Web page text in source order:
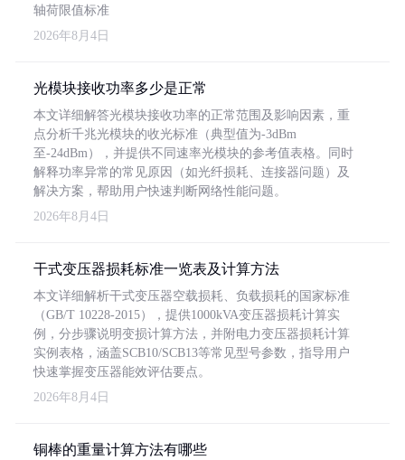
轴荷限值标准
2026年8月4日
光模块接收功率多少是正常
本文详细解答光模块接收功率的正常范围及影响因素，重
点分析千兆光模块的收光标准（典型值为-3dBm
至-24dBm），并提供不同速率光模块的参考值表格。同时
解释功率异常的常见原因（如光纤损耗、连接器问题）及
解决方案，帮助用户快速判断网络性能问题。
2026年8月4日
干式变压器损耗标准一览表及计算方法
本文详细解析干式变压器空载损耗、负载损耗的国家标准
（GB/T 10228-2015），提供1000kVA变压器损耗计算实
例，分步骤说明变损计算方法，并附电力变压器损耗计算
实例表格，涵盖SCB10/SCB13等常见型号参数，指导用户
快速掌握变压器能效评估要点。
2026年8月4日
铜棒的重量计算方法有哪些